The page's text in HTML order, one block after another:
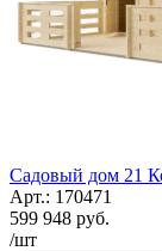
Садовый дом 21
Арт.: 170471
599 948 руб.
/шт